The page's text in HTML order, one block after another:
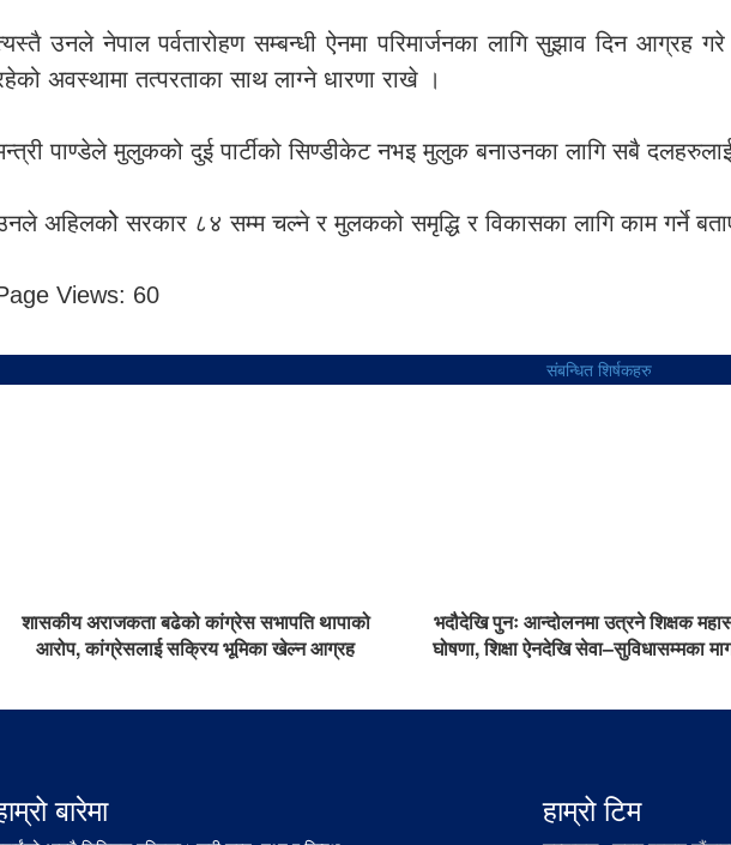
उनले नेपाल पर्वतारोहण सम्बन्धी ऐनमा परिमार्जनका लागि सुझाव दिन आग्रह
अवस्थामा तत्परताका साथ लाग्ने धारणा राखे ।
पाण्डेले मुलुकको दुई पार्टीको सिण्डीकेट नभइ मुलुक बनाउनका लागि सबै
अहिलकोे सरकार ८४ सम्म चल्ने र मुलकको समृद्धि र विकासका लागि काम गर्ने
Views: 60
संबन्धित शिर्षकहरु
शासकीय अराजकता बढेको कांग्रेस सभापति थापाको
आरोप, कांग्रेसलाई सक्रिय भूमिका खेल्न आग्रह
भदौदेखि पुनः आन्दोलनमा उत्रने शिक्षक
घोषणा, शिक्षा ऐनदेखि सेवा–सुविधासम्मका
बारेमा हाम्रो टिम